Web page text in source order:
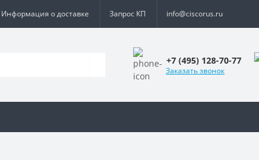
Информация о доставке Запрос КП info@ciscorus.ru
+7 (495) 128-70-77
Заказать звонок